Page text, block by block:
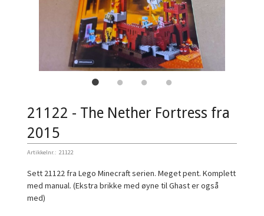
21122 - The Nether Fortress fra
2015
Artikkelnr.: 21122
Sett 21122 fra Lego Minecraft serien. Meget pent. Komplett
med manual. (Ekstra brikke med øyne til Ghast er også
med)